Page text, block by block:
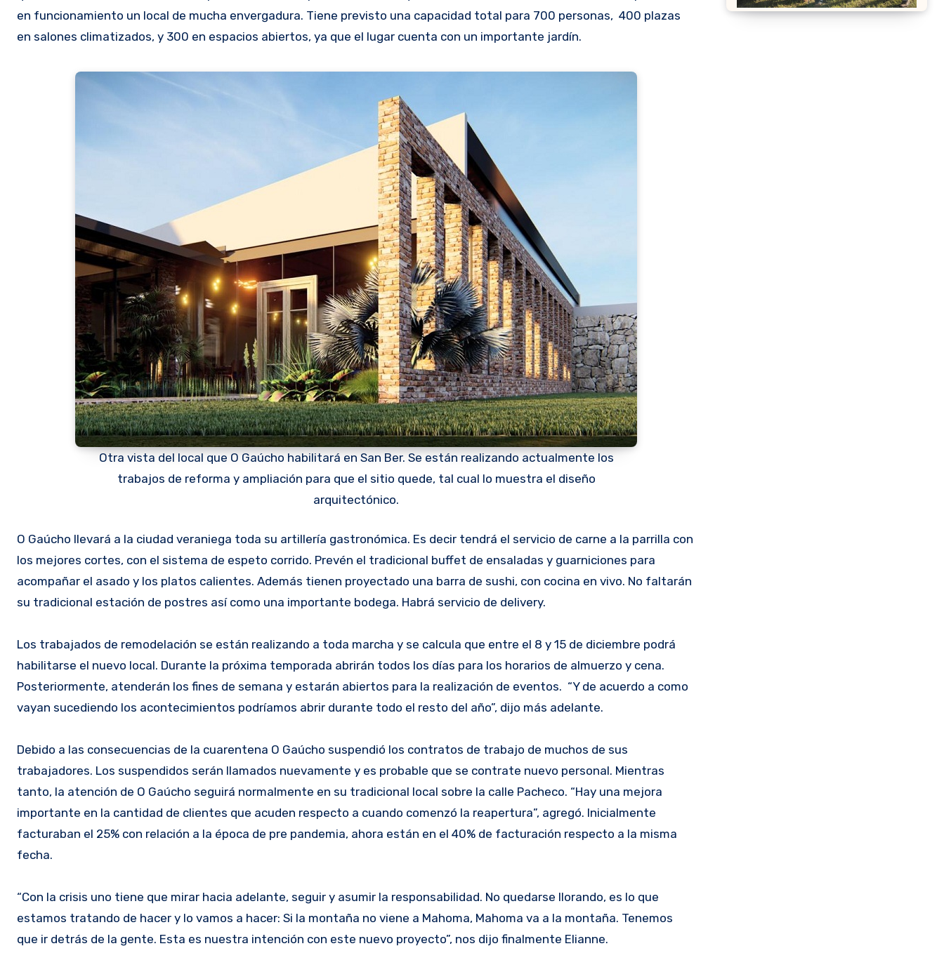
en funcionamiento un local de mucha envergadura. Tiene previsto una capacidad total para 700 personas, 400 plazas
en salones climatizados, y 300 en espacios abiertos, ya que el lugar cuenta con un importante jardín.
Otra vista del local que O Gaúcho habilitará en San Ber. Se están realizando actualmente los
trabajos de reforma y ampliación para que el sitio quede, tal cual lo muestra el diseño
arquitectónico.
O Gaúcho llevará a la ciudad veraniega toda su artillería gastronómica. Es decir tendrá el servicio de carne a la parrilla con
los mejores cortes, con el sistema de espeto corrido. Prevén el tradicional buffet de ensaladas y guarniciones para
acompañar el asado y los platos calientes. Además tienen proyectado una barra de sushi, con cocina en vivo. No faltarán
su tradicional estación de postres así como una importante bodega. Habrá servicio de delivery.
Los trabajados de remodelación se están realizando a toda marcha y se calcula que entre el 8 y 15 de diciembre podrá
habilitarse el nuevo local. Durante la próxima temporada abrirán todos los días para los horarios de almuerzo y cena.
Posteriormente, atenderán los fines de semana y estarán abiertos para la realización de eventos. “Y de acuerdo a como
vayan sucediendo los acontecimientos podríamos abrir durante todo el resto del año”, dijo más adelante.
Debido a las consecuencias de la cuarentena O Gaúcho suspendió los contratos de trabajo de muchos de sus
trabajadores. Los suspendidos serán llamados nuevamente y es probable que se contrate nuevo personal. Mientras
tanto, la atención de O Gaúcho seguirá normalmente en su tradicional local sobre la calle Pacheco. “Hay una mejora
importante en la cantidad de clientes que acuden respecto a cuando comenzó la reapertura”, agregó. Inicialmente
facturaban el 25% con relación a la época de pre pandemia, ahora están en el 40% de facturación respecto a la misma
fecha.
“Con la crisis uno tiene que mirar hacia adelante, seguir y asumir la responsabilidad. No quedarse llorando, es lo que
estamos tratando de hacer y lo vamos a hacer: Si la montaña no viene a Mahoma, Mahoma va a la montaña. Tenemos
que ir detrás de la gente. Esta es nuestra intención con este nuevo proyecto”, nos dijo finalmente Elianne.